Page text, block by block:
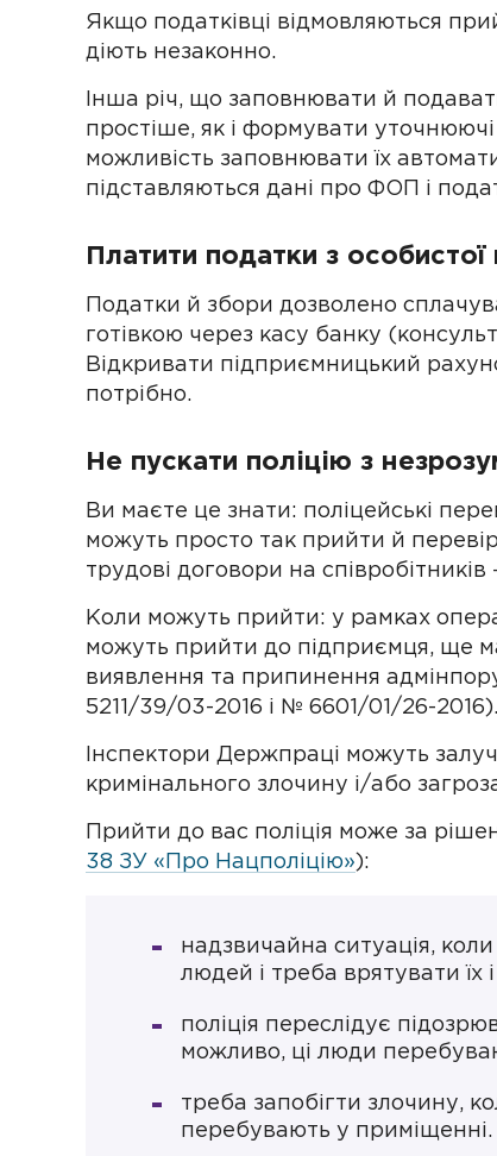
Якщо податківці відмовляються
діють незаконно.
Інша річ, що заповнювати й
простіше, як і формувати
можливість заповнювати їх
підставляються дані про ФОП і
Платити податки з особистої
Податки й збори дозволено
готівкою через касу банку
Відкривати підприємницький
потрібно.
Не пускати поліцію з
Ви маєте це знати: поліцейські
можуть просто так прийти й
трудові договори на співробітників
Коли можуть прийти: у рамках
можуть прийти до підприємця, ще
виявлення та припинення
5211/39/03-2016 і № 6601/01/26-2016).
Інспектори Держпраці можуть
кримінального злочину і/або
Прийти до вас поліція може за
38 ЗУ «Про Нацполіцію»):
надзвичайна ситуація,
людей і треба врятувати їх
поліція переслідує
можливо, ці люди
треба запобігти злочину,
перебувають у приміщенні.